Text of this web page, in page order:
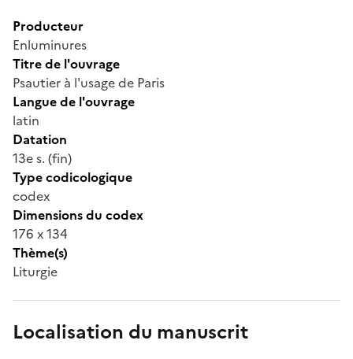
Producteur
Enluminures
Titre de l'ouvrage
Psautier à l'usage de Paris
Langue de l'ouvrage
latin
Datation
13e s. (fin)
Type codicologique
codex
Dimensions du codex
176 x 134
Thème(s)
Liturgie
Localisation du manuscrit